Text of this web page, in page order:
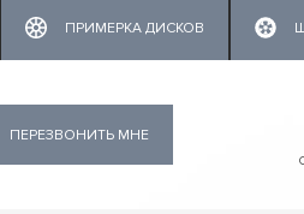
ПРИМЕРКА ДИСКОВ
ПЕРЕЗВОНИТЬ МНЕ